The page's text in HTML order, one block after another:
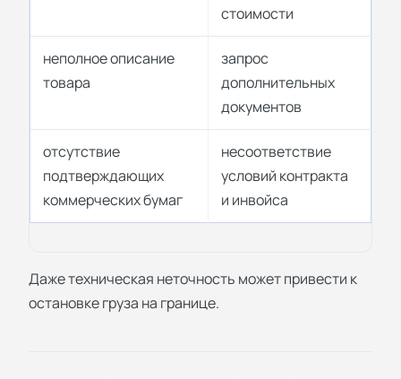
стоимости
неполное описание
товара
запрос
дополнительных
документов
отсутствие
подтверждающих
коммерческих бумаг
несоответствие
условий контракта
и инвойса
Даже техническая неточность может привести к
остановке груза на границе.